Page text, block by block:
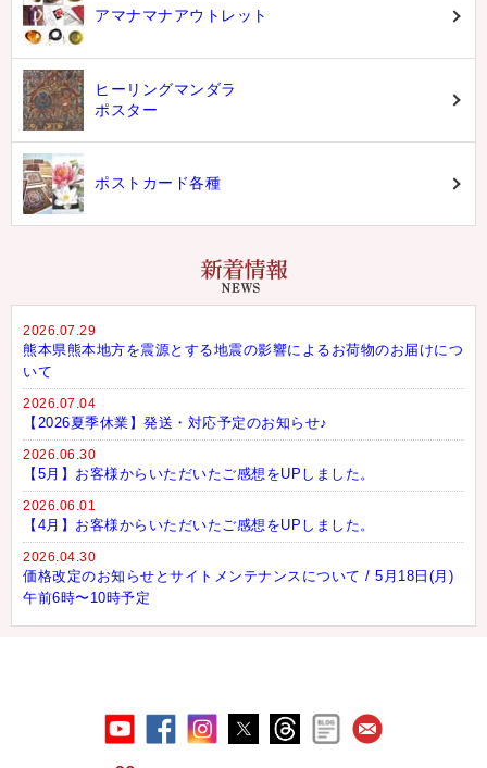
アマナマナアウトレット
ヒーリングマンダラ
ポスター
ポストカード各種
2026.07.29
熊本県熊本地方を震源とする地震の影響によるお荷物のお届けにつ
いて
2026.07.04
【2026夏季休業】発送・対応予定のお知らせ♪
2026.06.30
【5月】お客様からいただいたご感想をUPしました。
2026.06.01
【4月】お客様からいただいたご感想をUPしました。
2026.04.30
価格改定のお知らせとサイトメンテナンスについて / 5月18日(月)
午前6時〜10時予定